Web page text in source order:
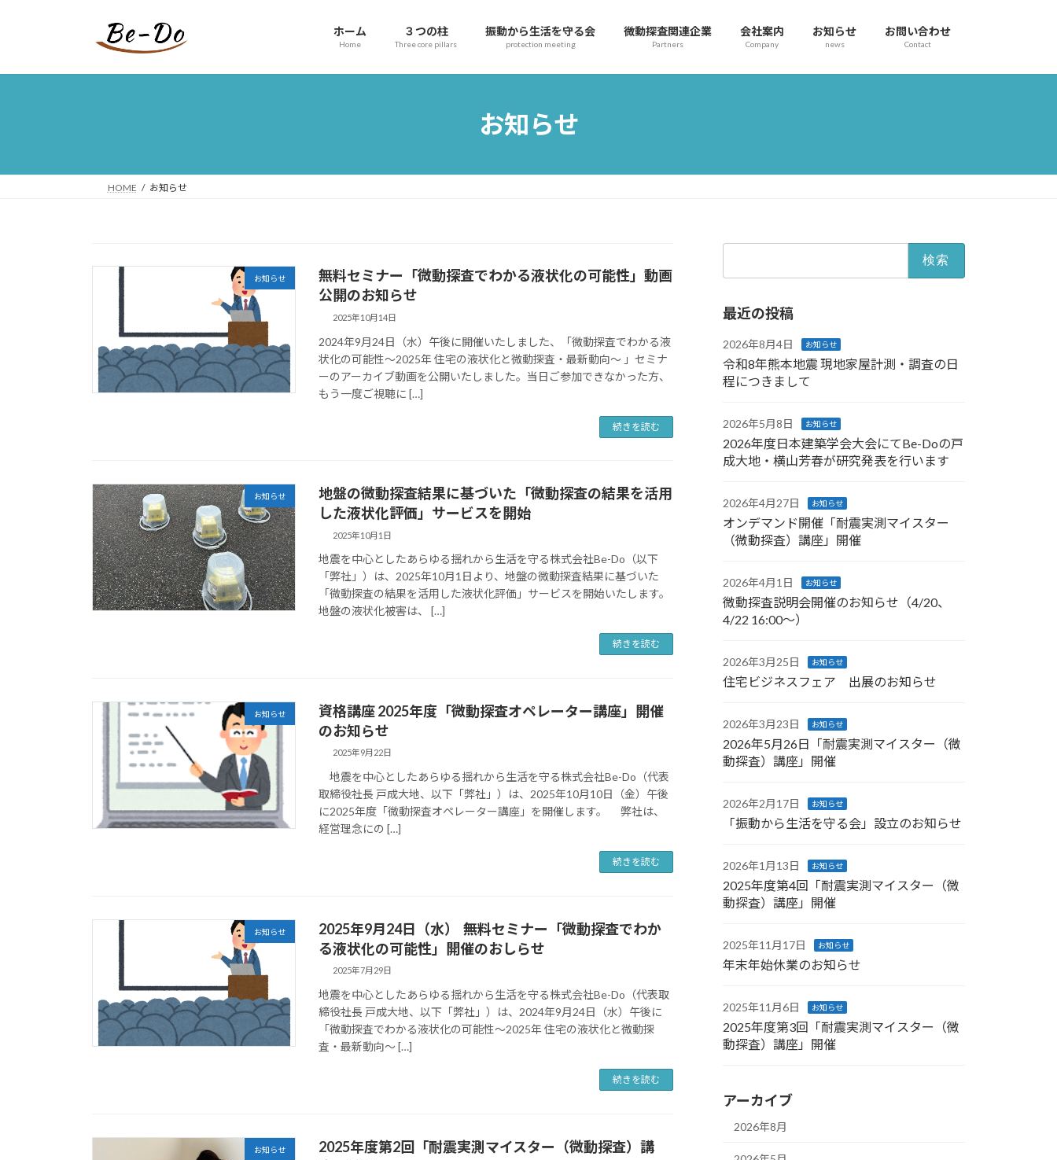
プ
動
ホーム
Home
３つの柱
Three core pillars
振動から生活を守る会
protection meeting
微動探査関連企業
Partners
会社案内
Company
お知らせ
news
お問い合わせ
Contact
お知らせ
HOME お知らせ
お知らせ
無料セミナー「微動探査でわかる液状化の可能性」動画
公開のお知らせ
2025年10月14日
2024年9月24日（水）午後に開催いたしました、「微動探査でわかる液
状化の可能性～2025年 住宅の液状化と微動探査・最新動向～ 」セミナ
ーのアーカイブ動画を公開いたしました。当日ご参加できなかった方、
もう一度ご視聴に […]
続きを読む
お知らせ
地盤の微動探査結果に基づいた「微動探査の結果を活用
した液状化評価」サービスを開始
2025年10月1日
地震を中心としたあらゆる揺れから生活を守る株式会社Be-Do（以下
「弊社」）は、2025年10月1日より、地盤の微動探査結果に基づいた
「微動探査の結果を活用した液状化評価」サービスを開始いたします。
地盤の液状化被害は、 […]
続きを読む
お知らせ
資格講座 2025年度「微動探査オペレーター講座」開催
のお知らせ
2025年9月22日
地震を中心としたあらゆる揺れから生活を守る株式会社Be-Do（代表
取締役社長 戸成大地、以下「弊社」）は、2025年10月10日（金）午後
に2025年度「微動探査オペレーター講座」を開催します。 弊社は、
経営理念にの […]
続きを読む
お知らせ
2025年9月24日（水） 無料セミナー「微動探査でわか
る液状化の可能性」開催のおしらせ
2025年7月29日
地震を中心としたあらゆる揺れから生活を守る株式会社Be-Do（代表取
締役社長 戸成大地、以下「弊社」）は、2024年9月24日（水）午後に
「微動探査でわかる液状化の可能性～2025年 住宅の液状化と微動探
査・最新動向～ […]
続きを読む
お知らせ
2025年度第2回「耐震実測マイスター（微動探査）講
最近の投稿
2026年8月4日 お知らせ
令和8年熊本地震 現地家屋計測・調査の日
程につきまして
2026年5月8日 お知らせ
2026年度日本建築学会大会にてBe-Doの戸
成大地・横山芳春が研究発表を行います
2026年4月27日 お知らせ
オンデマンド開催「耐震実測マイスター
（微動探査）講座」開催
2026年4月1日 お知らせ
微動探査説明会開催のお知らせ（4/20、
4/22 16:00～）
2026年3月25日 お知らせ
住宅ビジネスフェア 出展のお知らせ
2026年3月23日 お知らせ
2026年5月26日「耐震実測マイスター（微
動探査）講座」開催
2026年2月17日 お知らせ
「振動から生活を守る会」設立のお知らせ
2026年1月13日 お知らせ
2025年度第4回「耐震実測マイスター（微
動探査）講座」開催
2025年11月17日 お知らせ
年末年始休業のお知らせ
2025年11月6日 お知らせ
2025年度第3回「耐震実測マイスター（微
動探査）講座」開催
アーカイブ
2026年8月